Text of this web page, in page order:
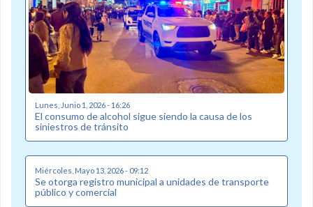
Lunes, Junio 1, 2026 - 16:26
El consumo de alcohol sigue siendo la causa de los
siniestros de tránsito
Miércoles, Mayo 13, 2026 - 09:12
Se otorga registro municipal a unidades de transporte
público y comercial